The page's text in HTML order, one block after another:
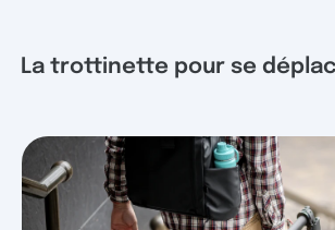
La trottinette pour se